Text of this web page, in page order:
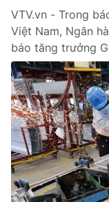
Liên hệ tòa soạn
THỜI BÁO VTV
Theo dõi báo trên
Cơ quan chủ quản:
Cơ quan báo chí:
VTV.vn - Trong
Việt Nam, Ngân
báo tăng trưởng